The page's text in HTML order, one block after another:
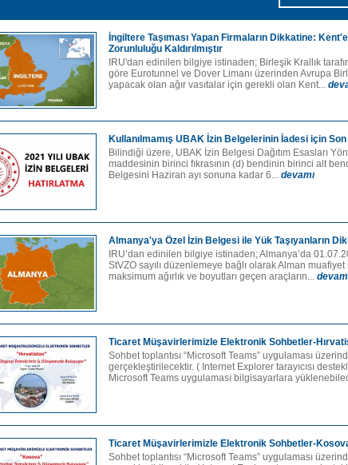
İngiltere Taşıması Yapan Firmaların Dikkatine:
Zorunluluğu Kaldırılmıştır
IRU'dan edinilen bilgiye istinaden; Birleşik Krallık
göre Eurotunnel ve Dover Limanı üzerinden Avrupa
yapacak olan ağır vasıtalar için gerekli olan Kent...
Kullanılmamış UBAK İzin Belgelerinin İadesi için
Bilindiği üzere, UBAK İzin Belgesi Dağıtım Esasları
maddesinin birinci fıkrasının (d) bendinin birinci alt
Belgesini Haziran ayı sonuna kadar 6... devamı
Almanya'ya Özel İzin Belgesi ile Yük Taşıyanların
IRU’dan edinilen bilgiye istinaden; Almanya’da
StVZO sayılı düzenlemeye bağlı olarak Alman
maksimum ağırlık ve boyutları geçen araçların...
Ticaret Müşavirlerimizle Elektronik Sohbetler-
Sohbet toplantısı “Microsoft Teams” uygulaması
gerçekleştirilecektir. ( Internet Explorer tarayıcısı
Microsoft Teams uygulaması bilgisayarlara
Ticaret Müşavirlerimizle Elektronik Sohbetler-
Sohbet toplantısı “Microsoft Teams” uygulaması